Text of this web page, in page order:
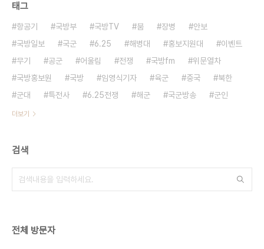
태그
항공기 국방부 국방TV 붐 장병
안보
국방일보
국군 6.25 해병대 홍보지원대
이벤트
무기
공군 어울림 전쟁 국방fm
위문열차
국방홍보원
국방 임영식기자 육군 중국
북한
군대
특전사 6.25전쟁 해군 국군방송 군인
더보기
검색
전체 방문자